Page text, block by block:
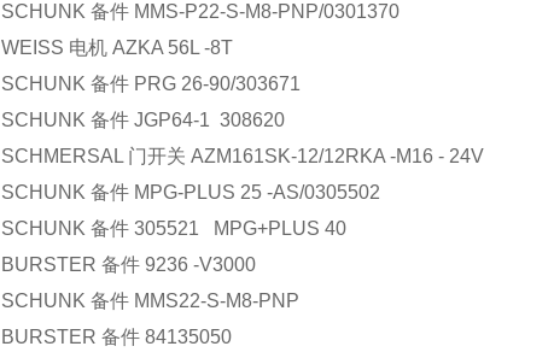
SCHUNK 备件 MMS-P22-S-M8-PNP/0301370
WEISS 电机 AZKA 56L -8T
SCHUNK 备件 PRG 26-90/303671
SCHUNK 备件 JGP64-1 308620
SCHMERSAL 门开关 AZM161SK-12/12RKA -M16 - 24V
SCHUNK 备件 MPG-PLUS 25 -AS/0305502
SCHUNK 备件 305521 MPG+PLUS 40
BURSTER 备件 9236 -V3000
SCHUNK 备件 MMS22-S-M8-PNP
BURSTER 备件 84135050